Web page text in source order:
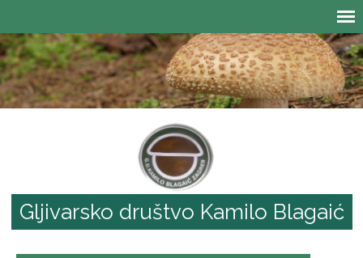
Gljivarsko društvo Kamilo Blagaić